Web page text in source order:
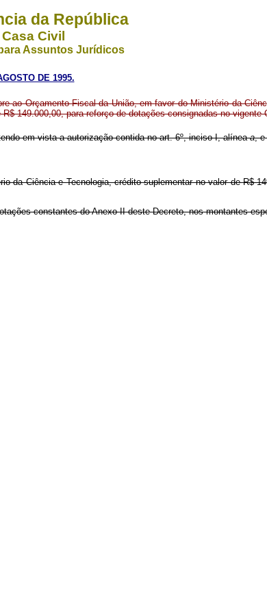
da República
Casa Civil
Assuntos Jurídicos
DE 1995.
ao Orçamento Fiscal da União, em favor do Ministério da
R$ 149.000,00, para reforço de dotações consignadas no vigente
em vista a autorização contida no art. 6º, inciso I, alíneaa, e
da Ciência e Tecnologia, crédito suplementar no valor de R$
constantes do Anexo II deste Decreto, nos montantes